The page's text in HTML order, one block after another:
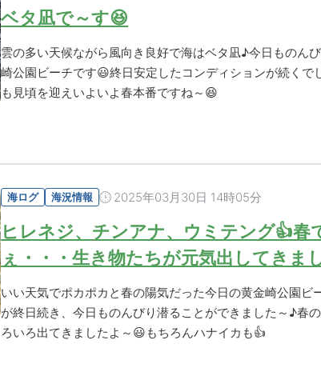
ベタ凪で～す😆
雲の多い天候ながら風向き良好で海はベタ凪♪今日ものん
崎公園ビーチです😃終日安定したコンディションが続くで
も見頃を迎えいよいよ春本番ですね～😆
海ログ 海況情報 2025年03月30日 14時05分
ヒレネジ、チンアナ、ウミテング👍春
ぇ・・・生き物たちが元気出してきま
いい天気でポカポカと春の陽気だった今日の黄金崎公園ビ
が終日続き、今日ものんびり潜ることができました～♪春
ろいろ出てきましたよ～😃もちろんハナイカも👍